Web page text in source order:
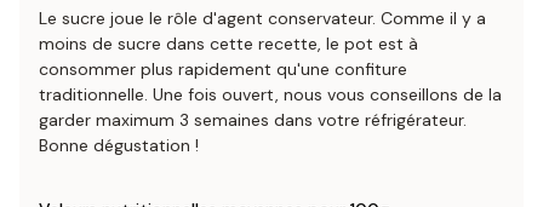
Le sucre joue le rôle d'agent conservateur. Comme il y a
moins de sucre dans cette recette, le pot est à
consommer plus rapidement qu'une confiture
traditionnelle. Une fois ouvert, nous vous conseillons de la
garder maximum 3 semaines dans votre réfrigérateur.
Bonne dégustation !